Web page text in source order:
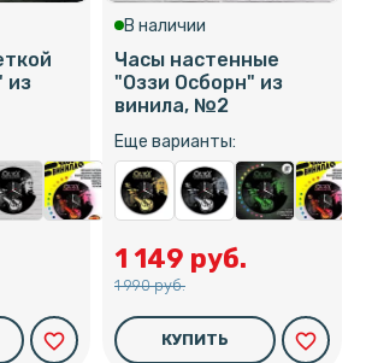
из
favorite_border
В наличии
Часы настенные
"Оззи Осборн" из
винила, №2
Еще варианты:
1 149 руб.
1 990 руб.
КУПИТЬ favorite_border